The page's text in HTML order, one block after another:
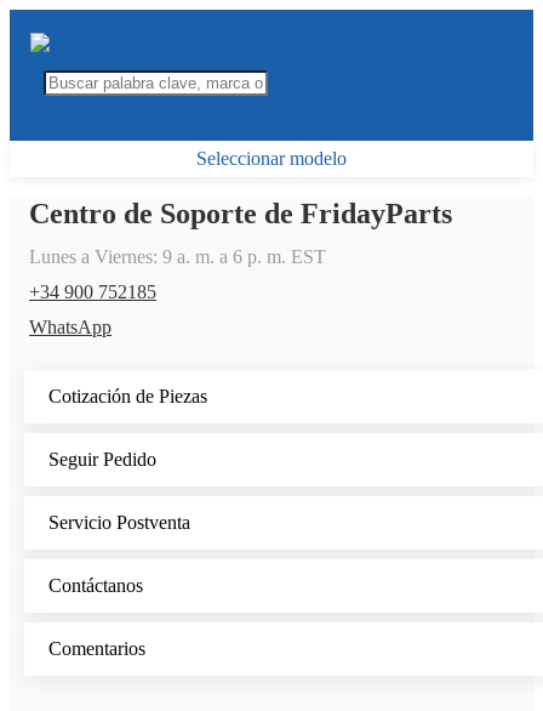
Seleccionar modelo
Centro de Soporte de FridayParts
Lunes a Viernes: 9 a. m. a 6 p. m. EST
+34 900 752185
WhatsApp
Cotización de Piezas
Seguir Pedido
Servicio Postventa
Contáctanos
Comentarios